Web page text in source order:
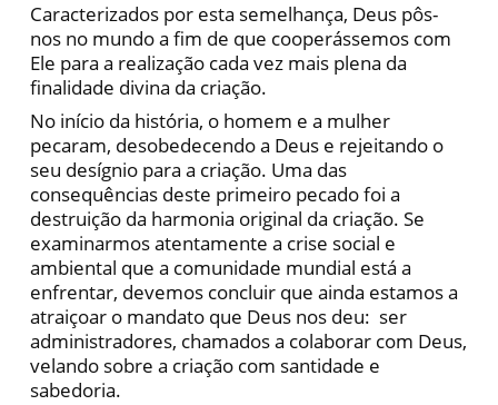
Caracterizados por esta semelhança, Deus pôs-
nos no mundo a fim de que cooperássemos com
Ele para a realização cada vez mais plena da
finalidade divina da criação.
No início da história, o homem e a mulher
pecaram, desobedecendo a Deus e rejeitando o
seu desígnio para a criação. Uma das
consequências deste primeiro pecado foi a
destruição da harmonia original da criação. Se
examinarmos atentamente a crise social e
ambiental que a comunidade mundial está a
enfrentar, devemos concluir que ainda estamos a
atraiçoar o mandato que Deus nos deu: ser
administradores, chamados a colaborar com Deus,
velando sobre a criação com santidade e
sabedoria.